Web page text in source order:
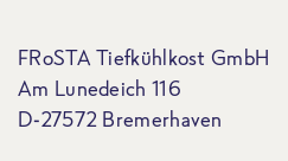
FRoSTA Tiefkühlkost GmbH
Am Lunedeich 116
D-27572 Bremerhaven